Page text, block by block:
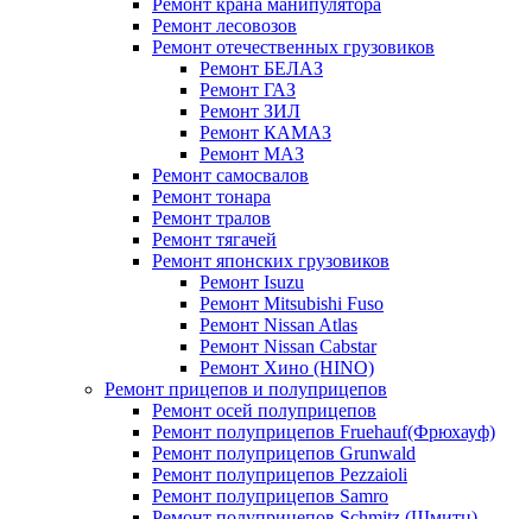
Ремонт крана манипулятора
Ремонт лесовозов
Ремонт отечественных грузовиков
Ремонт БЕЛАЗ
Ремонт ГАЗ
Ремонт ЗИЛ
Ремонт КАМАЗ
Ремонт МАЗ
Ремонт самосвалов
Ремонт тонара
Ремонт тралов
Ремонт тягачей
Ремонт японских грузовиков
Ремонт Isuzu
Ремонт Mitsubishi Fuso
Ремонт Nissan Atlas
Ремонт Nissan Cabstar
Ремонт Хино (HINO)
Ремонт прицепов и полуприцепов
Ремонт осей полуприцепов
Ремонт полуприцепов Fruehauf(Фрюхауф)
Ремонт полуприцепов Grunwald
Ремонт полуприцепов Pezzaioli
Ремонт полуприцепов Samro